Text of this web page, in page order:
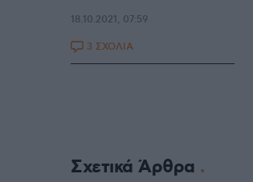
18.10.2021, 07:59
3 ΣΧΟΛΙΑ
Σχετικά Άρθρα